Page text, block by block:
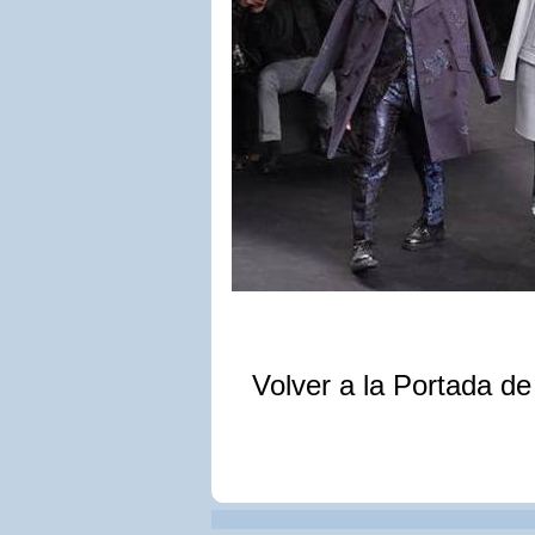
Volver a la Portada